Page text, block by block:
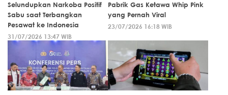
Selundupkan Narkoba Positif
Sabu saat Terbangkan
Pesawat ke Indonesia
31/07/2026 13:47 WIB
Pabrik Gas Ketawa Whip Pink
yang Pernah Viral
23/07/2026 16:18 WIB